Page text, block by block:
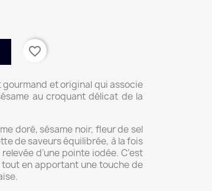
favorite_border
et original qui associe
au croquant délicat de la
doré, sésame noir, fleur de sel
de saveurs équilibrée, à la fois
d’une pointe iodée. C’est
en apportant une touche de